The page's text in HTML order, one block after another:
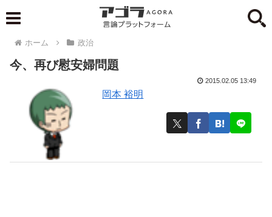
ホーム 政治
今、再び慰安婦問題
岡本 裕明
2015.02.05 13:49